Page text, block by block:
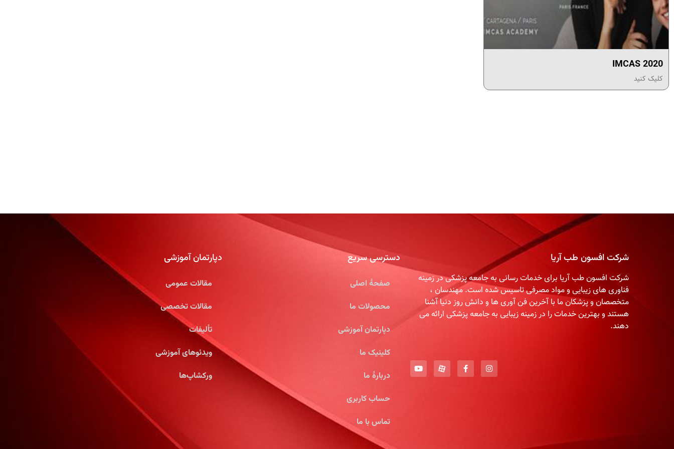
IMCAS 2020
کلیک کنید
شرکت افسون طب آریا
شرکت افسون طب آریا برای خدمات رسانی به جامعه پزشکی در زمینه
فناوری های زیبایی و مواد مصرفی تاسیس شده است. مهندسان ،
متخصصان و پزشکان ما با آخرین فن آوری ها و دانش روز دنیا آشنا
هستند و بهترین خدمات را در زمینه زیبایی به جامعه پزشکی ارائه می
دهند.
دسترسی سریع
صفحۀ اصلی
محصولات ما
دپارتمان آموزشی
کلینیک ما
دربارۀ ما
حساب کاربری
تماس با ما
دپارتمان آموزشی
مقالات عمومی
مقالات تخصصی
تألیفات
ویدئوهای آموزشی
ورکشاپ‌ها